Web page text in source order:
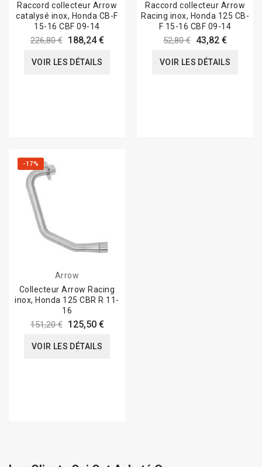
Raccord collecteur Arrow
catalysé inox, Honda CB-F
15-16 CBF 09-14
226,80 € 188,24 €
VOIR LES DÉTAILS
Raccord collecteur Arrow
Racing inox, Honda 125 CB-
F 15-16 CBF 09-14
52,80 € 43,82 €
VOIR LES DÉTAILS
-17%
Arrow
Collecteur Arrow Racing
inox, Honda 125 CBR R 11-
16
151,20 € 125,50 €
VOIR LES DÉTAILS